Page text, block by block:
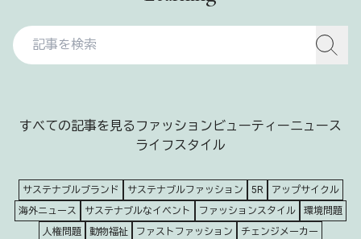
すべての記事を見る ファッションビューティーニュース
ライフスタイル
サステナブルブランド サステナブルファッション 5R
アップサイクル
海外ニュース
サステナブルなイベント ファッションスタイル
環境問題
人権問題
動物福祉 ファストファッション
チェンジメーカー